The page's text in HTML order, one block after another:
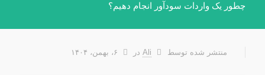
چطور یک واردات سودآور انجام دهیم؟
منتشر شده توسط Ali در ۶، بهمن، ۱۴۰۴